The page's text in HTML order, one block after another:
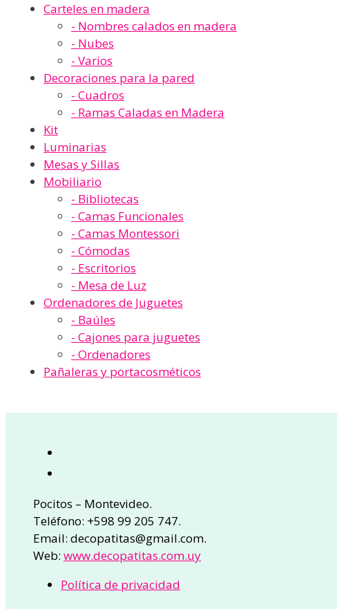
Carteles en madera
- Nombres calados en madera
- Nubes
- Varios
Decoraciones para la pared
- Cuadros
- Ramas Caladas en Madera
Kit
Luminarias
Mesas y Sillas
Mobiliario
- Bibliotecas
- Camas Funcionales
- Camas Montessori
- Cómodas
- Escritorios
- Mesa de Luz
Ordenadores de Juguetes
- Baúles
- Cajones para juguetes
- Ordenadores
Pañaleras y portacosméticos
Pocitos – Montevideo.
Teléfono: +598 99 205 747.
Email: decopatitas@gmail.com.
Web: www.decopatitas.com.uy
Política de privacidad